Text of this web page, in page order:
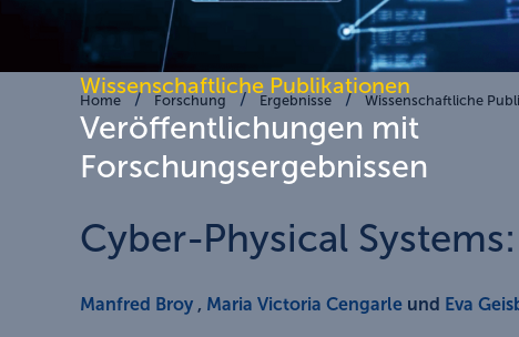
Wissenschaftliche Publikationen
Veröffentlichungen mit
Forschungsergebnissen
Home Forschung Ergebnisse Wissenschaftliche
Cyber-Physical
Manfred Broy , Maria Victoria Cengarle und Eva